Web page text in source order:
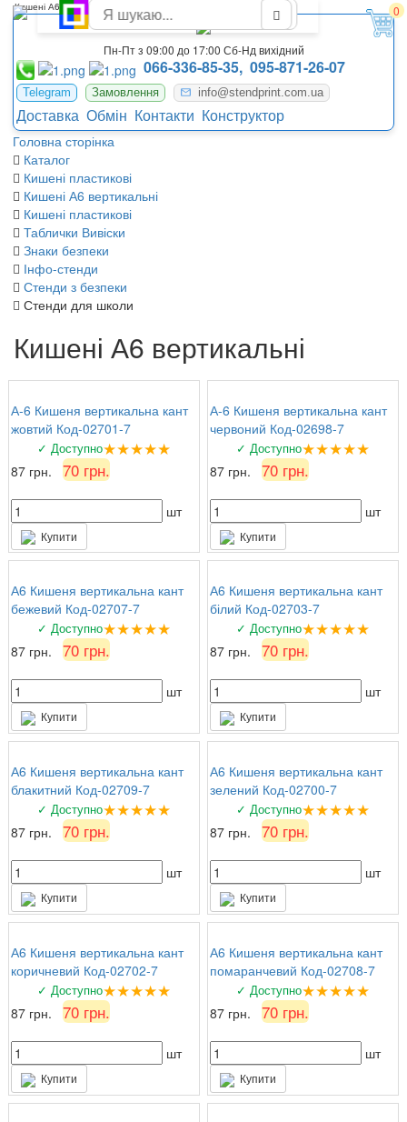
0
Пн-Пт з 09:00 до 17:00 Сб-Нд вихідний
066-336-85-35, 095-871-26-07
Telegram Замовлення info@stendprint.com.ua
Доставка Обмін Контакти Конструктор
Головна сторінка
Каталог
Кишені пластикові
Кишені А6 вертикальні
Кишені пластикові
Таблички Вивіски
Знаки безпеки
Інфо-стенди
Стенди з безпеки
Стенди для школи
Кишені А6 вертикальні
Кишені А6 вертикальні
А-6 Кишеня вертикальна кант
жовтий Код-02701-7
✓ Доступно★★★★★
87 грн. 70 грн.
шт
Купити
А-6 Кишеня вертикальна кант
червоний Код-02698-7
✓ Доступно★★★★★
87 грн. 70 грн.
шт
Купити
А6 Кишеня вертикальна кант
бежевий Код-02707-7
✓ Доступно★★★★★
87 грн. 70 грн.
шт
Купити
А6 Кишеня вертикальна кант
білий Код-02703-7
✓ Доступно★★★★★
87 грн. 70 грн.
шт
Купити
А6 Кишеня вертикальна кант
блакитний Код-02709-7
✓ Доступно★★★★★
87 грн. 70 грн.
шт
Купити
А6 Кишеня вертикальна кант
зелений Код-02700-7
✓ Доступно★★★★★
87 грн. 70 грн.
шт
Купити
А6 Кишеня вертикальна кант
коричневий Код-02702-7
✓ Доступно★★★★★
87 грн. 70 грн.
шт
Купити
А6 Кишеня вертикальна кант
помаранчевий Код-02708-7
✓ Доступно★★★★★
87 грн. 70 грн.
шт
Купити